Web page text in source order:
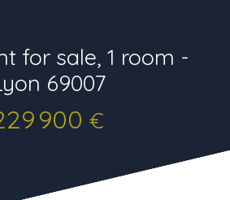
for sale, 1 room -
69007
900 €